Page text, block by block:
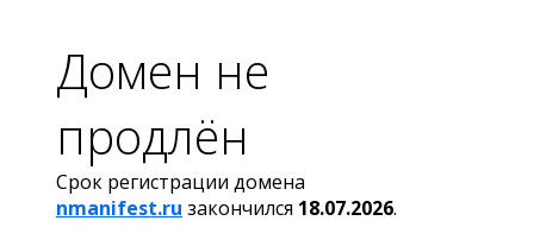
Домен не
продлён
Срок регистрации домена
nmanifest.ru закончился 18.07.2026.